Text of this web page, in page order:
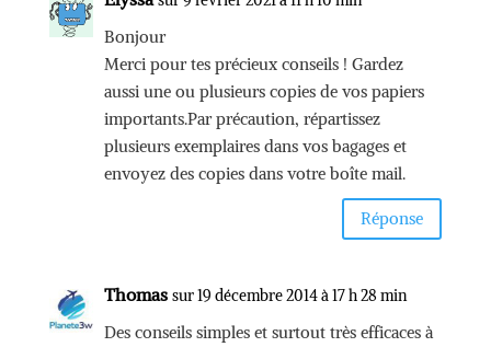
Bonjour
Merci pour tes précieux conseils ! Gardez
aussi une ou plusieurs copies de vos papiers
importants.Par précaution, répartissez
plusieurs exemplaires dans vos bagages et
envoyez des copies dans votre boîte mail.
Réponse
Thomas sur 19 décembre 2014 à 17 h 28 min
Des conseils simples et surtout très efficaces à